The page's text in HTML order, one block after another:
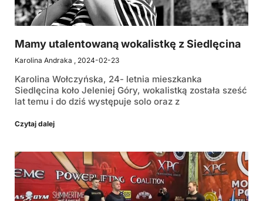
Mamy utalentowaną wokalistkę z Siedlęcina
Karolina Andraka 2024-02-23
Karolina Wołczyńska, 24- letnia mieszkanka
Siedlęcina koło Jeleniej Góry, wokalistką została sześć
lat temu i do dziś występuje solo oraz z
Czytaj dalej